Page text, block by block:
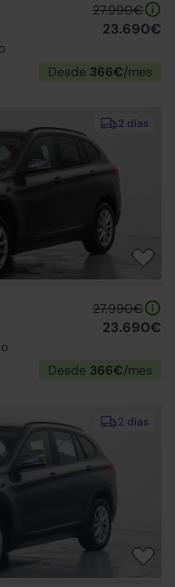
27.990€
23.690€
Desde 366€/mes
2 días
27.990€
23.690€
Desde 366€/mes
2 días